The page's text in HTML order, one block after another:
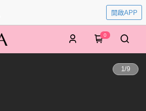
開啟APP
0
1/9